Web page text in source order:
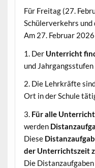
Für Freitag (27.
Schülerverkehrs
Am 27. Februar 2026
1. Der Unterricht
und Jahrgangsstufen
2. Die Lehrkräfte
Ort in der Schule
3. Für alle
werden
Diese
der Unterrichtszeit
Die